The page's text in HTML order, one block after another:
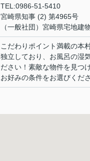
TEL:0986-51-5410
宮崎県知事 (2) 第4965号
（一般社団）宮崎県宅地建
こだわりポイント満載の本
独立しており、お風呂の湿
ださい！素敵な物件を見つ
お好みの条件をお選びくだ